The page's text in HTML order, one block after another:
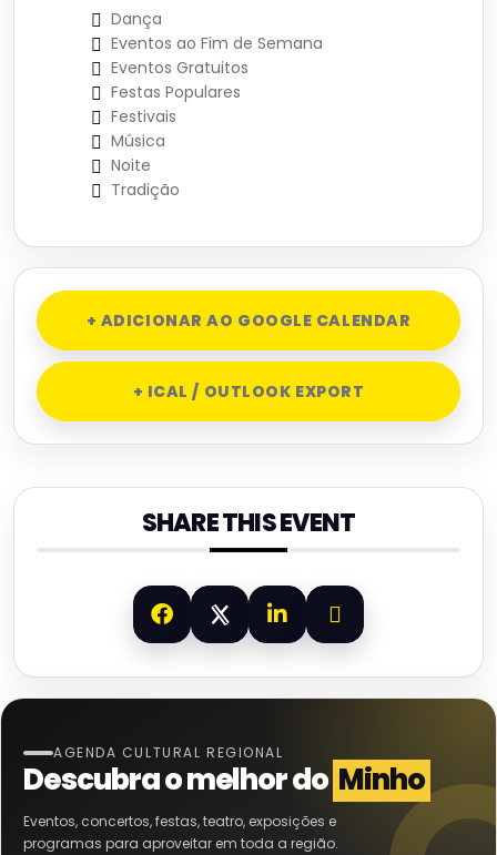
Dança
Eventos ao Fim de Semana
Eventos Gratuitos
Festas Populares
Festivais
Música
Noite
Tradição
+ ADICIONAR AO GOOGLE CALENDAR
+ ICAL / OUTLOOK EXPORT
SHARE THIS EVENT
AGENDA CULTURAL REGIONAL
Descubra o melhor do Minho
Eventos, concertos, festas, teatro, exposições e
programas para aproveitar em toda a região.